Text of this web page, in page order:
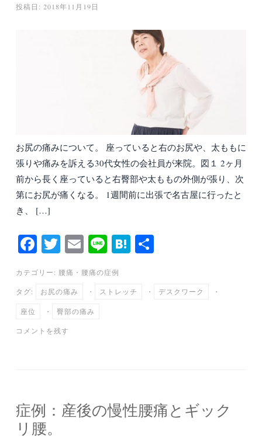
投稿日: 2018年11月19日
お尻の痛みについて。 座っていると右のお尻や、太ももに
張りや痛みを訴える30代女性の会社員が来院。図１ 2ヶ月
前から長く座っていると右臀部や太ももの外側が張り、次
第にお尻が痛くなる。 1週間前に出張で名古屋に行ったと
き、 […]
Fa
ce
bo
ok
T
wi
tte
r
E
m
ail
Li
ne
H
a
カテゴリー: 腰痛 ・ 腰痛の症例
タグ: お尻の痛み ・ ストレッチ ・ デスクワーク ・
座位 ・ 臀部の痛み
コメントを残す
症例：産後の慢性腰痛とギック
リ腰。